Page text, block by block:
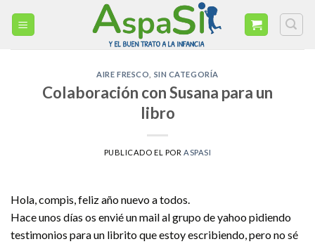
AIRE FRESCO SIN CATEGORÍA
Colaboración con Susana para un
libro
PUBLICADO EL POR ASPASI
Hola, compis, feliz año nuevo a todos.
Hace unos días os envié un mail al grupo de yahoo pidiendo
testimonios para un librito que estoy escribiendo, pero no sé